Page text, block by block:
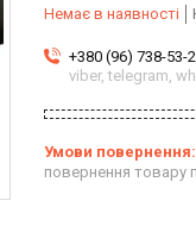
Немає в наявності
+380 (96) 738-53-
viber, telegram,
повернення товару